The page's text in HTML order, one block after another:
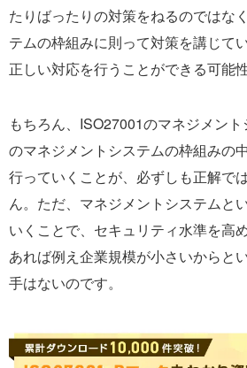
たりばったりの対策をねるのではな
テムの枠組みに則って対策を講じて
正しい対応を行うことができる可能
もちろん、ISO27001のマネジメン
のマネジメントシステムの枠組みの
行っていくことが、必ずしも正解で
ん。ただ、マネジメントシステムと
いくことで、セキュリティ水準を高
あれば例え企業規模が小さいからと
手はないのです。